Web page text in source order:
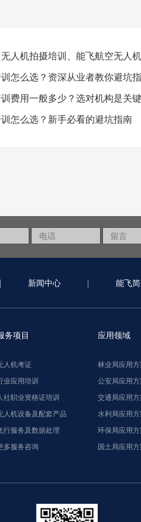
怎么选？资深从业者教你避坑
费用一般多少？选对机构是关键
怎么选？新手必看的避坑指南
新闻中心 能飞
务项目
人机考证
业应用培训
社职业资格证培训
人机设备及配套产品
行服务及数据处理
多服务咨询
应用领域
林业局应用方
公安局应用方
交通局应用方
水利局应用方
环保局应用方
国土局应用方